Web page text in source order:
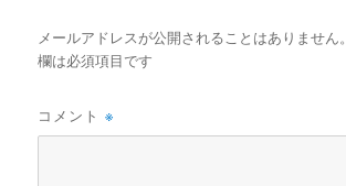
メールアドレスが公開されることはありません。
欄は必須項目です
コメント※